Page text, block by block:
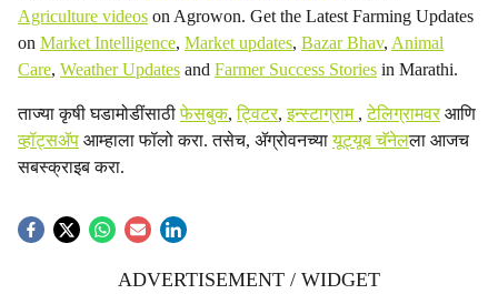
Agriculture videos on Agrowon. Get the Latest Farming Updates
on Market Intelligence, Market updates, Bazar Bhav, Animal
Care, Weather Updates and Farmer Success Stories in Marathi.
ताज्या कृषी घडामोडींसाठीफेसबुक,ट्विटर,इन्स्टाग्राम ,टेलिग्रामवरआणि
व्हॉट्सॲप आम्हाला फॉलो करा. तसेच, ॲग्रोवनच्यायूट्यूब चॅनेलला आजच
सबस्क्राइब करा.
ADVERTISEMENT / WIDGET